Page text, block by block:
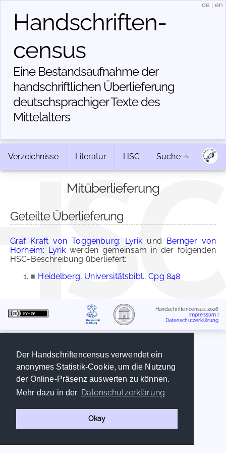
Der Handschriftencensus verwendet ein
anonymes Statistik-Cookie, um die Nutzung
der Online-Präsenz auswerten zu können.
Mehr dazu in der Datenschutzerklärung
Okay
Handschriften­
census
Eine Bestandsaufnahme der
handschriftlichen Über­lieferung
deutschsprachiger Texte des
Mittelalters
de en
Verzeichnisse Literatur HSC Suche
Mitüberlieferung
Geteilte Überlieferung
Graf Kraft von Toggenburg: Lyrik und Bernger von
Horheim: Lyrik werden gemeinsam in der folgenden
HSC-Beschreibung überliefert:
■ Heidelberg, Universitätsbibl., Cpg 848
Handschriftencensus 2026
Impressum
Datenschutzerklärung